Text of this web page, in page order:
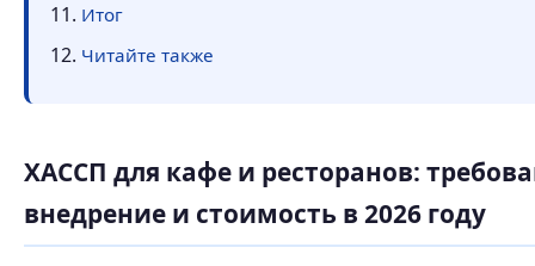
Итог
Читайте также
ХАССП для кафе и ресторанов:
внедрение и стоимость в 2026 году